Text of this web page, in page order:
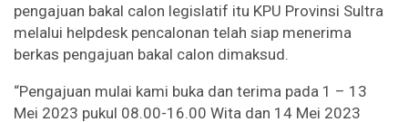
pengajuan bakal calon legislatif itu KPU Provinsi Sultra
melalui helpdesk pencalonan telah siap menerima
berkas pengajuan bakal calon dimaksud.
“Pengajuan mulai kami buka dan terima pada 1 – 13
Mei 2023 pukul 08.00-16.00 Wita dan 14 Mei 2023